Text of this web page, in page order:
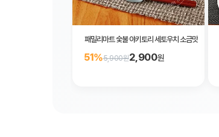
패밀리마트 숯불 야키토리 세토우치 소금맛
51%5,900원2,900원